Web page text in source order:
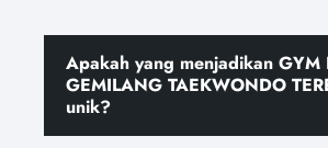
Apakah yang menjadikan GYM
GEMILANG TAEKWONDO
unik?